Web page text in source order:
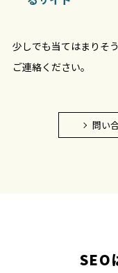
少しでも当てはまりそ
ご連絡ください。
問い
SEO